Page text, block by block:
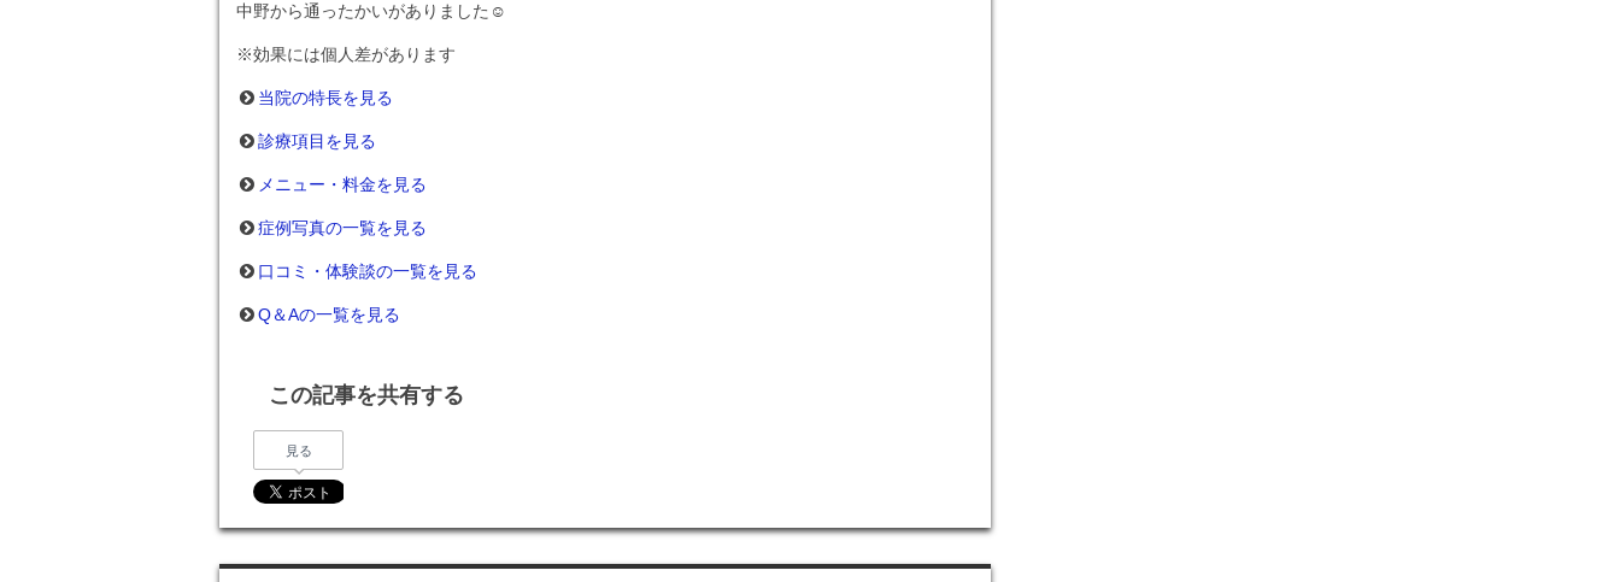
中野から通ったかいがありました☺
※効果には個人差があります
当院の特長を見る
診療項目を見る
メニュー・料金を見る
症例写真の一覧を見る
口コミ・体験談の一覧を見る
Q＆Aの一覧を見る
この記事を共有する
見る